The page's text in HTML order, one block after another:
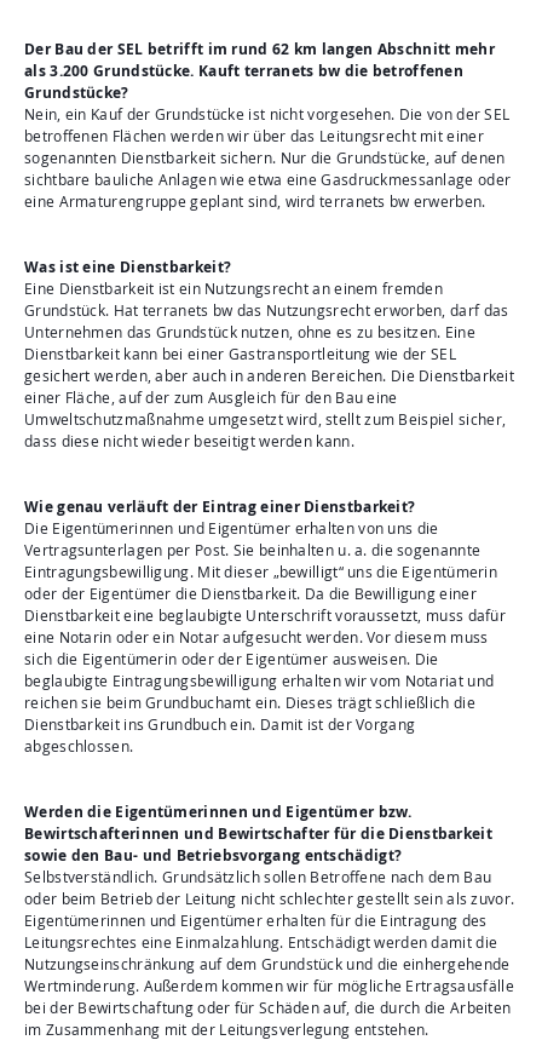
Der Bau der SEL betrifft im rund 62 km langen Abschnitt mehr
als 3.200 Grundstücke. Kauft terranets bw die betroffenen
Grundstücke?
Nein, ein Kauf der Grundstücke ist nicht vorgesehen. Die von der SEL
betroffenen Flächen werden wir über das Leitungsrecht mit einer
sogenannten Dienstbarkeit sichern. Nur die Grundstücke, auf denen
sichtbare bauliche Anlagen wie etwa eine Gasdruckmessanlage oder
eine Armaturengruppe geplant sind, wird terranets bw erwerben.
Was ist eine Dienstbarkeit?
Eine Dienstbarkeit ist ein Nutzungsrecht an einem fremden
Grundstück. Hat terranets bw das Nutzungsrecht erworben, darf das
Unternehmen das Grundstück nutzen, ohne es zu besitzen. Eine
Dienstbarkeit kann bei einer Gastransportleitung wie der SEL
gesichert werden, aber auch in anderen Bereichen. Die Dienstbarkeit
einer Fläche, auf der zum Ausgleich für den Bau eine
Umweltschutzmaßnahme umgesetzt wird, stellt zum Beispiel sicher,
dass diese nicht wieder beseitigt werden kann.
Wie genau verläuft der Eintrag einer Dienstbarkeit?
Die Eigentümerinnen und Eigentümer erhalten von uns die
Vertragsunterlagen per Post. Sie beinhalten u. a. die sogenannte
Eintragungsbewilligung. Mit dieser „bewilligt“ uns die Eigentümerin
oder der Eigentümer die Dienstbarkeit. Da die Bewilligung einer
Dienstbarkeit eine beglaubigte Unterschrift voraussetzt, muss dafür
eine Notarin oder ein Notar aufgesucht werden. Vor diesem muss
sich die Eigentümerin oder der Eigentümer ausweisen. Die
beglaubigte Eintragungsbewilligung erhalten wir vom Notariat und
reichen sie beim Grundbuchamt ein. Dieses trägt schließlich die
Dienstbarkeit ins Grundbuch ein. Damit ist der Vorgang
abgeschlossen.
Werden die Eigentümerinnen und Eigentümer bzw.
Bewirtschafterinnen und Bewirtschafter für die Dienstbarkeit
sowie den Bau- und Betriebsvorgang entschädigt?
Selbstverständlich. Grundsätzlich sollen Betroffene nach dem Bau
oder beim Betrieb der Leitung nicht schlechter gestellt sein als zuvor.
Eigentümerinnen und Eigentümer erhalten für die Eintragung des
Leitungsrechtes eine Einmalzahlung. Entschädigt werden damit die
Nutzungseinschränkung auf dem Grundstück und die einhergehende
Wertminderung. Außerdem kommen wir für mögliche Ertragsausfälle
bei der Bewirtschaftung oder für Schäden auf, die durch die Arbeiten
im Zusammenhang mit der Leitungsverlegung entstehen.